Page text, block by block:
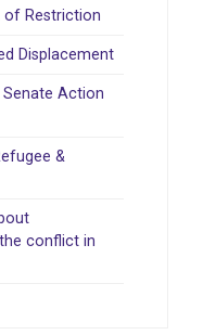
of Restriction
Displacement
Senate Action
&
conflict in